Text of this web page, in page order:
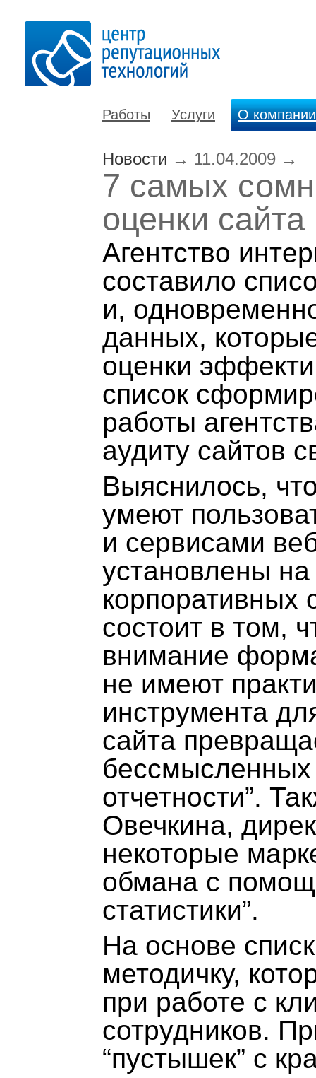
Работы Услуги О компании
Новости → 11.04.2009 →
7 самых
оценки сайта
Агентство
составило
и,
данных,
оценки
список
работы
аудиту сайтов
Выяснилось,
умеют
и сервисами
установлены
корпоративных
состоит в том,
внимание
не имеют
инструмента
сайта
бессмысленных
отчетности”.
Овечкина,
некоторые
обмана с
статистики”.
На основе
методичку,
при работе с
сотрудников.
“пустышек” с